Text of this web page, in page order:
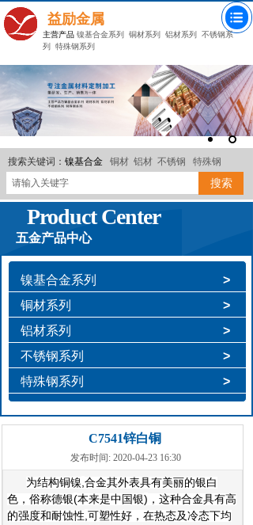
益励金属
主营产品 镍基合金系列 铜材系列 铝材系列
不锈钢系
列
特殊钢系列
搜索关键词： 镍基合金 铜材 铝材 不锈钢 特殊钢
搜索
Product Center
五金产品中心
镍基合金系列
>
铜材系列
>
铝材系列
>
不锈钢系列
>
特殊钢系列
>
C7541锌白铜
发布时间: 2020-04-23 16:30
为结构铜镍 合金其外表具有美丽的银白
色，俗称德银(本来是中国银) ，这种合金具有高
的强度和耐蚀性 可塑性好，在热态及冷态下均